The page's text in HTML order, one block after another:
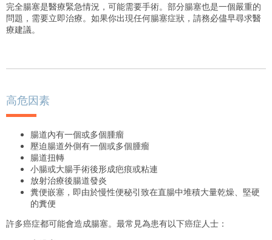
完全腸塞是醫療緊急情況，可能需要手術。部分腸塞也是一個嚴重的
問題，需要立即治療。如果你出現任何腸塞症狀，請務必儘早尋求醫
療建議。
高危因素
腸道內有一個或多個腫瘤
壓迫腸道外側有一個或多個腫瘤
腸道扭轉
小腸或大腸手術後形成疤痕或粘連
放射治療後腸道發炎
糞便嵌塞，即由於慢性便秘引致在直腸中堆積大量乾燥、堅硬
的糞便
許多癌症都可能會造成腸塞。最常見為患有以下癌症人士：